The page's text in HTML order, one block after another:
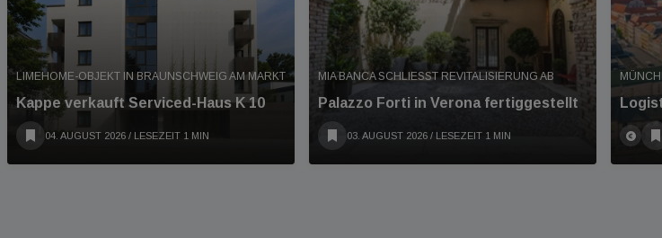
LIMEHOME-OBJEKT IN BRAUNSCHWEIG AM MARKT
Kappe verkauft Serviced-Haus K 10
04. AUGUST 2026 / LESEZEIT 1 MIN
MIA BANCA SCHLIESST REVITALISIERUNG AB
Palazzo Forti in Verona fertiggestellt
03. AUGUST 2026 / LESEZEIT 1 MIN